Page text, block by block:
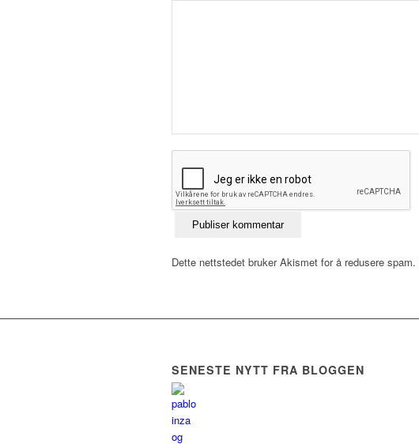
Dette nettstedet bruker Akismet for å redusere spam.
SENESTE NYTT FRA BLOGGEN